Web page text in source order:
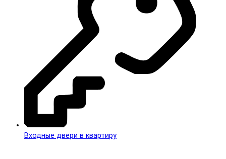
Входные двери в квартиру